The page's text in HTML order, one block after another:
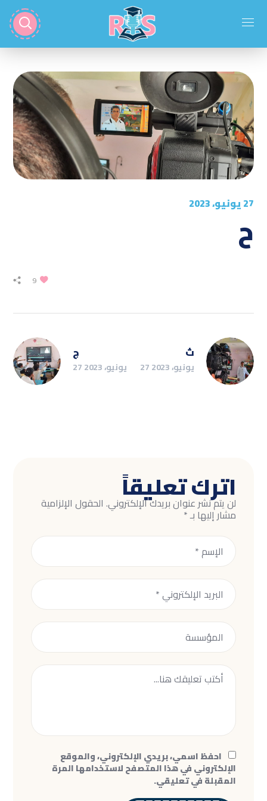
27 يونيو، 2023
ح
9
ج
27 يونيو، 2023
ث
27 يونيو، 2023
اترك تعليقاً
لن يتم نشر عنوان بريدك الإلكتروني. الحقول الإلزامية
مشار إليها بـ*
احفظ اسمي، بريدي الإلكتروني، والموقع
الإلكتروني في هذا المتصفح لاستخدامها المرة
المقبلة في تعليقي.